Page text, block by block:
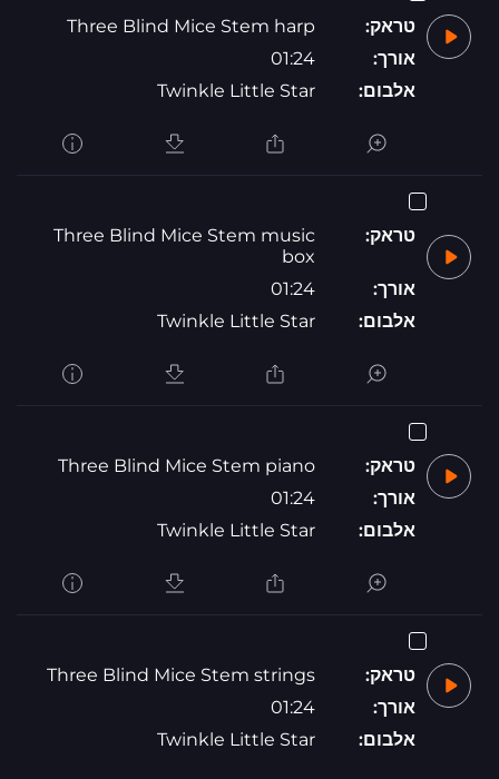
טראק:
Three Blind Mice Stem harp
אורך:
01:24
אלבום:
Twinkle Little Star
טראק:
Three Blind Mice Stem music
box
אורך:
01:24
אלבום:
Twinkle Little Star
טראק:
Three Blind Mice Stem piano
אורך:
01:24
אלבום:
Twinkle Little Star
טראק:
Three Blind Mice Stem strings
אורך:
01:24
אלבום:
Twinkle Little Star